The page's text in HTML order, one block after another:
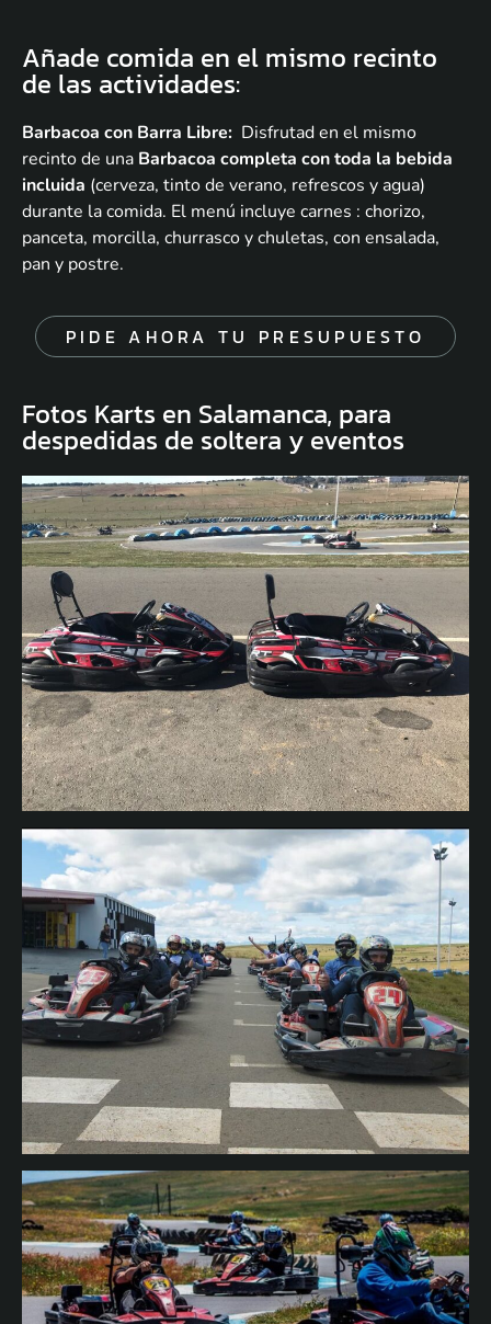
Añade comida en el mismo recinto
de las actividades:
Barbacoa con Barra Libre: Disfrutad en el mismo
recinto de una Barbacoa completa con toda la bebida
incluida (cerveza, tinto de verano, refrescos y agua)
durante la comida. El menú incluye carnes : chorizo,
panceta, morcilla, churrasco y chuletas, con ensalada,
pan y postre.
PIDE AHORA TU PRESUPUESTO
Fotos Karts en Salamanca, para
despedidas de soltera y eventos